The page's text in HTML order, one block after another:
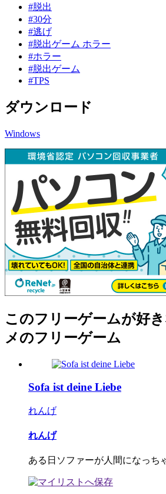
#脱出
#30分
#逃げ
#脱出ゲーム ホラー
#ホラー
#脱出ゲーム
#TPS
ダウンロード
Windows
このフリーゲームが好
メのフリーゲーム
Sofa ist deine Liebe
れんげ
れんげ
ある日ソファーが人間になっち